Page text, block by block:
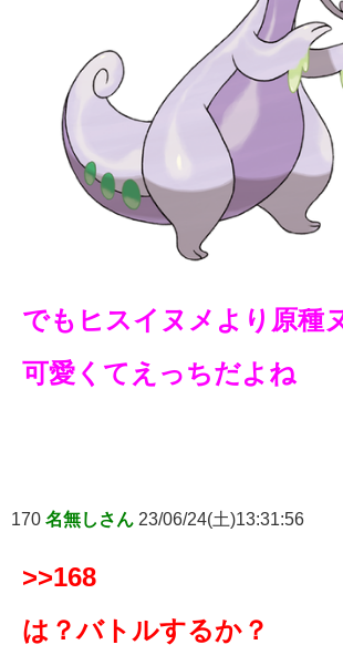
でもヒスイヌメより原種
可愛くてえっちだよね
170 名無しさん 23/06/24(土)13:31:56
>>168
は？バトルするか？